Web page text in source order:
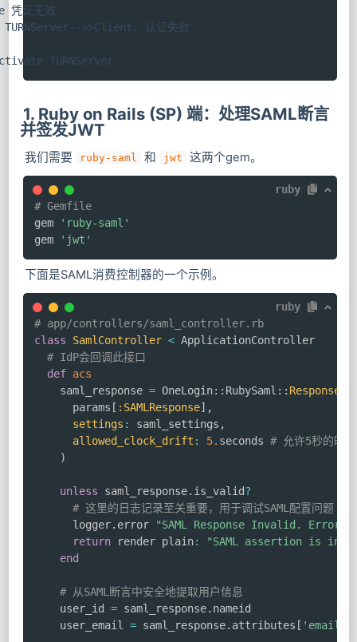
凭证无效
>>Client: 认证失败
TURNServer
1. Ruby on Rails (SP) 端：处理SAML断言
并签发JWT
我们需要 ruby-saml 和 jwt 这两个gem。
ruby
# Gemfile
gem
'ruby-saml'
gem
'jwt'
下面是SAML消费控制器的一个示例。
ruby
# app/controllers/saml_controller.rb
class
SamlController < ApplicationController
# IdP会回调此接口
def acs
    saml_response
= OneLogin:: RubySaml :: Response
      params
[ :SAMLResponse] ,
settings : saml_settings ,
allowed_clock_drift : 5. seconds # 允许5秒的时
)
unless saml_response. is_valid?
# 这里的日志记录至关重要，用于调试SAML配置问题
      logger
. error
"SAML Response Invalid.
return render plain:
"SAML assertion is
end
# 从SAML断言中安全地提取用户信息
    user_id
= saml_response. nameid
    user_email
= saml_response. attributes [ 'email'